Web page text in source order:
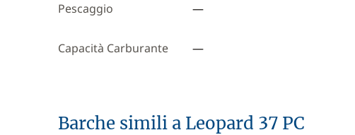
Pescaggio —
Capacità Carburante —
Barche simili a Leopard 37 PC